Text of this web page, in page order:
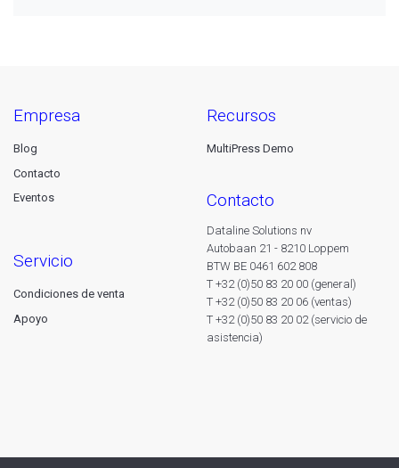
empresa
Blog
Contacto
Eventos
servicio
Condiciones de venta
Apoyo
recursos
MultiPress Demo
contacto
Dataline Solutions nv
Autobaan 21 - 8210 Loppem
BTW BE 0461 602 808
T +32 (0)50 83 20 00 (general)
T +32 (0)50 83 20 06 (ventas)
T +32 (0)50 83 20 02 (servicio de
asistencia)